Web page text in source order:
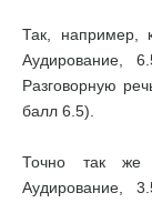
Так, например,
Аудирование,
Разговорную
балл 6.5).
Точно так же
Аудирование,